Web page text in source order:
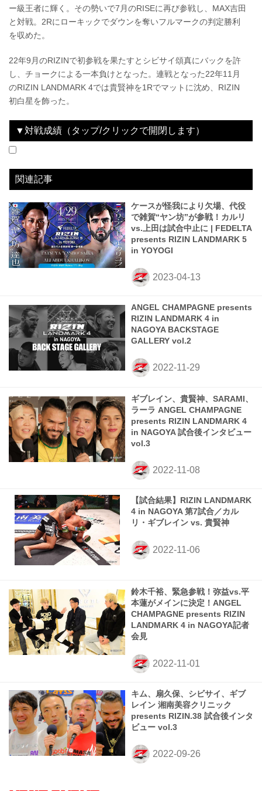
ー級王者に輝く。その勢いで7月のRISEに再び参戦し、MAX吉田
と対戦。2Rにローキックでダウンを奪いフルマークの判定勝利
を収めた。
22年9月のRIZINで初参戦を果たすとシビサイ頌真にバックを許
し、チョークによる一本負けとなった。連戦となった22年11月
のRIZIN LANDMARK 4では貴賢神を1Rでマットに沈め、RIZIN
初白星を飾った。
▼対戦成績（タップ/クリックで開閉します）
関連記事
ケースが怪我により欠場、代役
で雑賀“ヤン坊”が参戦！カルリ
vs.上田は試合中止に | FEDELTA
presents RIZIN LANDMARK 5
in YOYOGI
ANGEL CHAMPAGNE presents
RIZIN LANDMARK 4 in
NAGOYA BACKSTAGE
GALLERY vol.2
ギブレイン、貴賢神、SARAMI、
ラーラ ANGEL CHAMPAGNE
presents RIZIN LANDMARK 4
in NAGOYA 試合後インタビュー
vol.3
【試合結果】RIZIN LANDMARK
4 in NAGOYA 第7試合／カル
リ・ギブレイン vs. 貴賢神
鈴木千裕、緊急参戦！弥益vs.平
本蓮がメインに決定！ANGEL
CHAMPAGNE presents RIZIN
LANDMARK 4 in NAGOYA記者
会見
キム、扇久保、シビサイ、ギブ
レイン 湘南美容クリニック
presents RIZIN.38 試合後インタ
ビュー vol.3